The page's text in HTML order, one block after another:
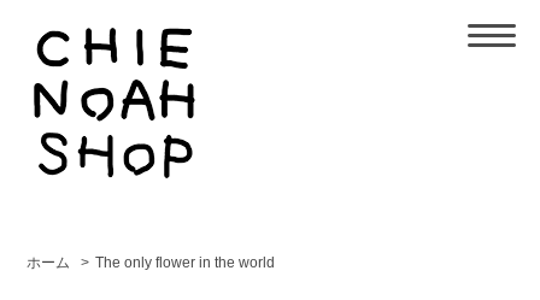
ホーム > The only flower in the world